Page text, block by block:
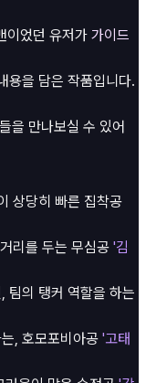
이었던 유저가 가이드
용을 담은 작품입니다.
을 만나보실 수 있어
상당히 빠른 집착공
리를 두는 무심공 '김
팀의 탱커 역할을 하는
, 호모포비아공 '고태